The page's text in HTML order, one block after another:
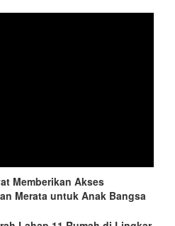
Memberikan Akses
Merata untuk Anak Bangsa